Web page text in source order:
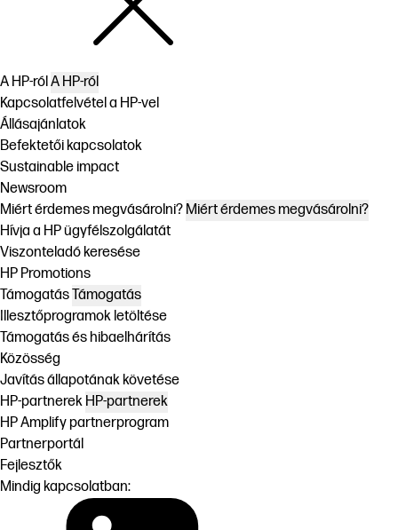
A HP-rólA HP-ról
Kapcsolatfelvétel a HP-vel
Állásajánlatok
Befektetői kapcsolatok
Sustainable impact
Newsroom
Miért érdemes megvásárolni? Miért érdemes megvásárolni?
Hívja a HP ügyfélszolgálatát
Viszonteladó keresése
HP Promotions
Támogatás Támogatás
Illesztőprogramok letöltése
Támogatás és hibaelhárítás
Közösség
Javítás állapotának követése
HP-partnerek HP-partnerek
HP Amplify partnerprogram
Partnerportál
Fejlesztők
Mindig kapcsolatban: